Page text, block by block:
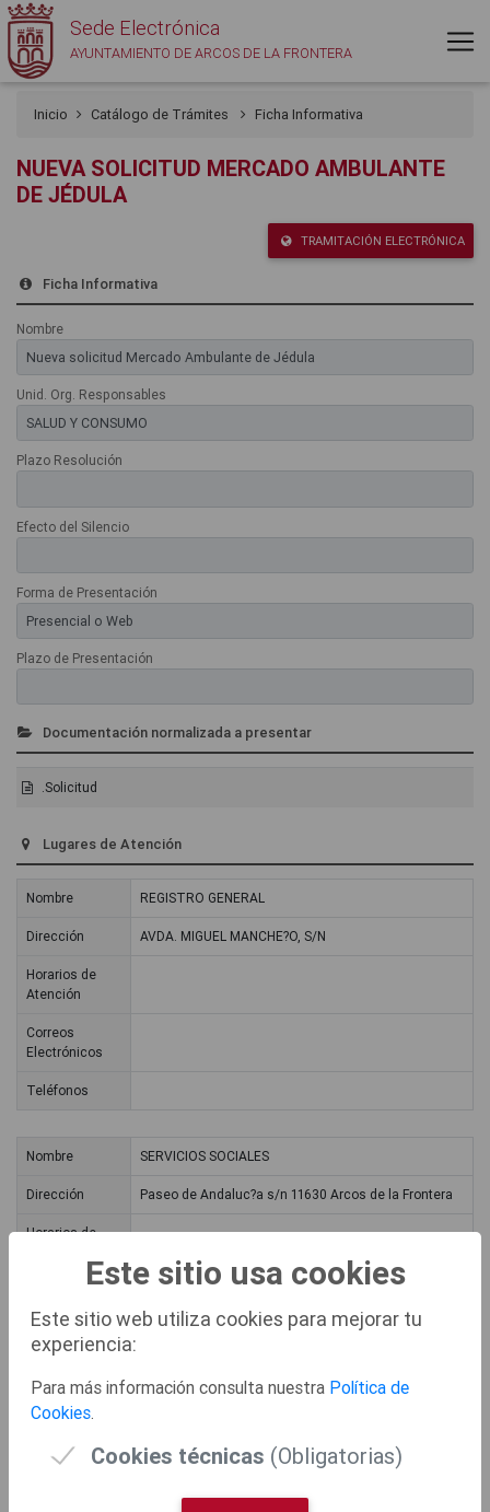
Sede Electrónica
AYUNTAMIENTO DE ARCOS DE LA FRONTERA
Inicio Catálogo de Trámites Ficha Informativa
NUEVA SOLICITUD MERCADO AMBULANTE
DE JÉDULA
TRAMITACIÓN ELECTRÓNICA
Ficha Informativa
Nombre
Unid. Org. Responsables
Plazo Resolución
Efecto del Silencio
Forma de Presentación
Plazo de Presentación
Documentación normalizada a presentar
.Solicitud
Lugares de Atención
Nombre REGISTRO GENERAL
Dirección AVDA. MIGUEL MANCHE?O, S/N
Horarios de
Atención
Correos
Electrónicos
Teléfonos
Nombre SERVICIOS SOCIALES
Dirección Paseo de Andaluc?a s/n 11630 Arcos de la Frontera
Horarios de
Electrónicos
Teléfonos
Nombre
Dirección Plaza de Diputaci?n s/n 11620 J?dula
Este sitio usa cookies
Este sitio web utiliza cookies para mejorar tu
experiencia:
Para más información consulta nuestra Política de
Cookies.
Cookies técnicas (Obligatorias)